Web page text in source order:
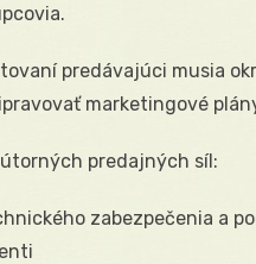
predávajúci musia
marketingové
predajných síl:
zabezpečenia a